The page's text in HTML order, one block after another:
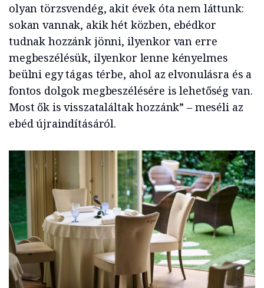
olyan törzsvendég, akit évek óta nem láttunk:
sokan vannak, akik hét közben, ebédkor
tudnak hozzánk jönni, ilyenkor van erre
megbeszélésük, ilyenkor lenne kényelmes
beülni egy tágas térbe, ahol az elvonulásra és a
fontos dolgok megbeszélésére is lehetőség van.
Most ők is visszataláltak hozzánk” – meséli az
ebéd újraindításáról.